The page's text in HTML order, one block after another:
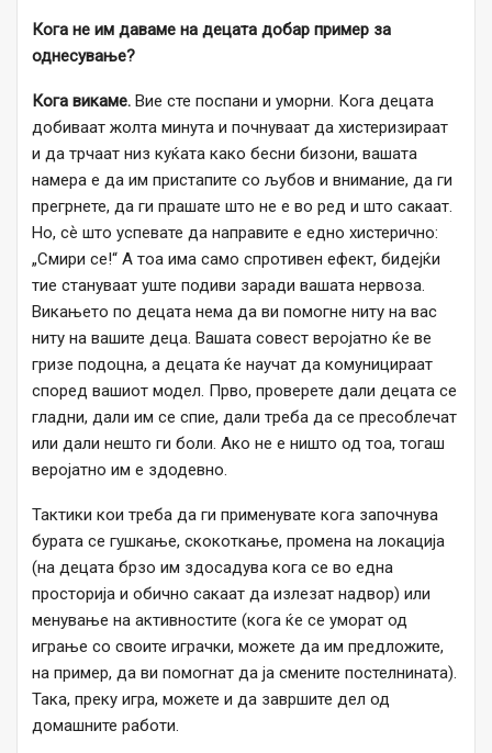
Кога не им даваме на децата добар пример за
однесување?
Кога викаме. Вие сте поспани и уморни. Кога децата
добиваат жолта минута и почнуваат да хистеризираат
и да трчаат низ куќата како бесни бизони, вашата
намера е да им пристапите со љубов и внимание, да ги
прегрнете, да ги прашате што не е во ред и што сакаат.
Но, сѐ што успевате да направите е едно хистерично:
„Смири се!“ А тоа има само спротивен ефект, бидејќи
тие стануваат уште подиви заради вашата нервоза.
Викањето по децата нема да ви помогне ниту на вас
ниту на вашите деца. Вашата совест веројатно ќе ве
гризе подоцна, а децата ќе научат да комуницираат
според вашиот модел. Прво, проверете дали децата се
гладни, дали им се спие, дали треба да се пресоблечат
или дали нешто ги боли. Ако не е ништо од тоа, тогаш
веројатно им е здодевно.
Тактики кои треба да ги применувате кога започнува
бурата се гушкање, скокоткање, промена на локација
(на децата брзо им здосадува кога се во една
просторија и обично сакаат да излезат надвор) или
менување на активностите (кога ќе се уморат од
играње со своите играчки, можете да им предложите,
на пример, да ви помогнат да ја смените постелнината).
Така, преку игра, можете и да завршите дел од
домашните работи.